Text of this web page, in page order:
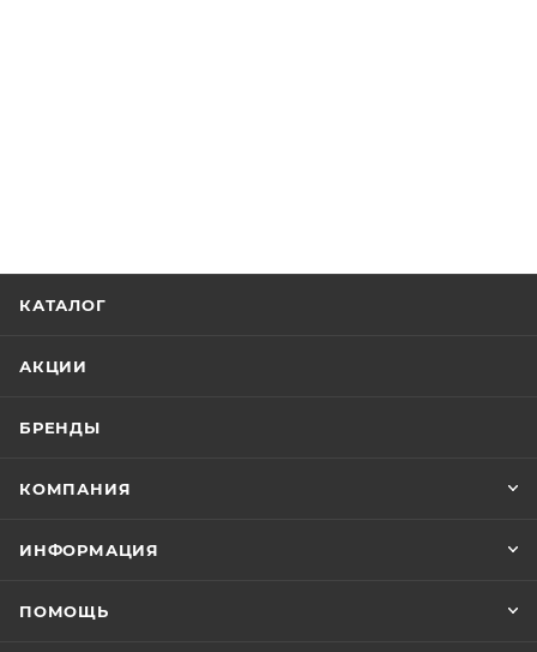
КАТАЛОГ
АКЦИИ
БРЕНДЫ
КОМПАНИЯ
ИНФОРМАЦИЯ
ПОМОЩЬ